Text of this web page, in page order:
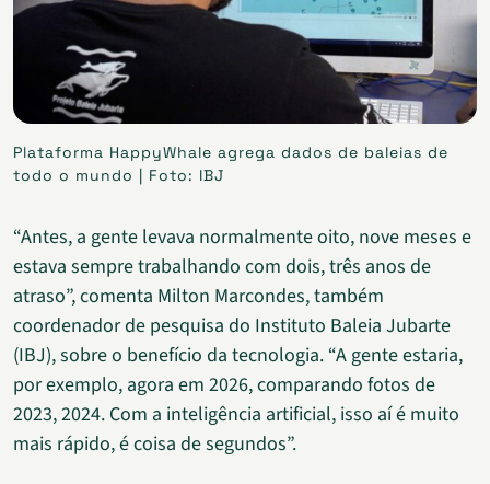
Plataforma HappyWhale agrega dados de baleias de
todo o mundo | Foto: IBJ
“Antes, a gente levava normalmente oito, nove meses e
estava sempre trabalhando com dois, três anos de
atraso”, comenta Milton Marcondes, também
coordenador de pesquisa do Instituto Baleia Jubarte
(IBJ), sobre o benefício da tecnologia. “A gente estaria,
por exemplo, agora em 2026, comparando fotos de
2023, 2024. Com a inteligência artificial, isso aí é muito
mais rápido, é coisa de segundos”.